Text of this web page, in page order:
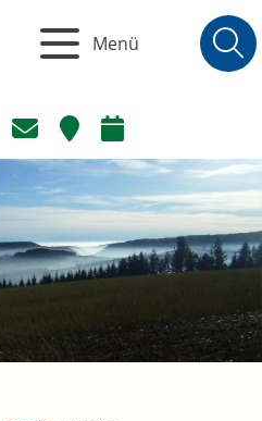
Menü